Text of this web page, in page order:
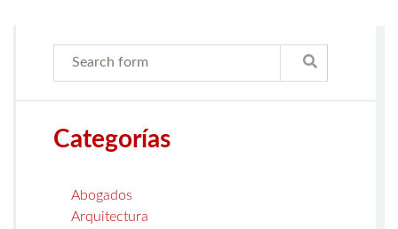
Categorías
Abogados
Arquitectura